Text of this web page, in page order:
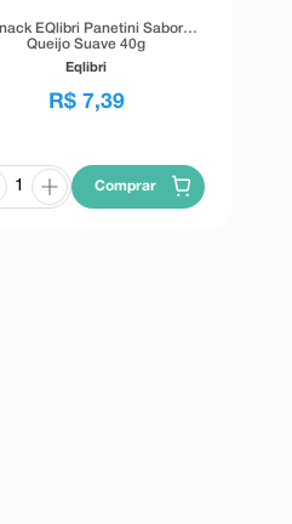
EQlibri Panetini Sabor
Queijo Suave 40g
Eqlibri
R$ 7,39
Comprar